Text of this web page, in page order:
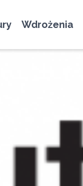
Wdrożenia